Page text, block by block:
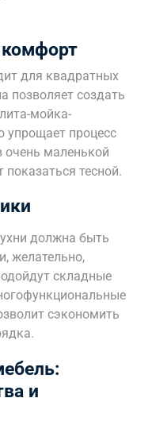
для квадратных
позволяет создать
мойка-
упрощает процесс
очень маленькой
тесной.
должна быть
желательно,
складные
сэкономить
и